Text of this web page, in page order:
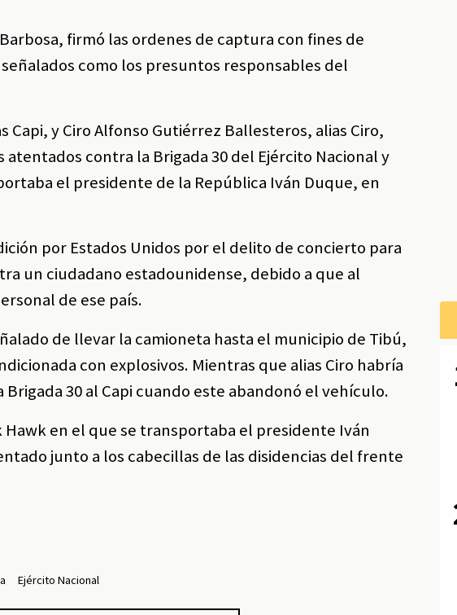
firmó las ordenes de captura con fines de
como los presuntos responsables del
Capi, y Ciro Alfonso Gutiérrez Ballesteros, alias Ciro,
contra la Brigada 30 del Ejército Nacional y
el presidente de la República Iván Duque, en
por Estados Unidos por el delito de concierto para
un ciudadano estadounidense, debido a que al
de ese país.
de llevar la camioneta hasta el municipio de Tibú,
con explosivos. Mientras que alias Ciro habría
30 al Capi cuando este abandonó el vehículo.
en el que se transportaba el presidente Iván
junto a los cabecillas de las disidencias del frente
Ejército Nacional